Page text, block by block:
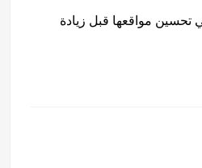
تحسين مواقعها قبل زيادة